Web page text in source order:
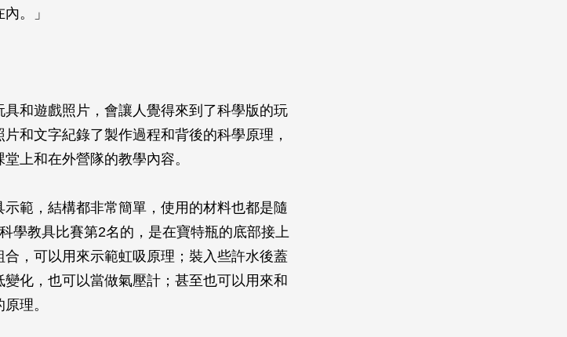
。」
和遊戲照片，會讓人覺得來到了科學版的玩
和文字紀錄了製作過程和背後的科學原理，
上和在外營隊的教學內容。
範，結構都非常簡單，使用的材料也都是隨
學教具比賽第2名的，是在寶特瓶的底部接上
，可以用來示範虹吸原理；裝入些許水後蓋
化，也可以當做氣壓計；甚至也可以用來和
理。